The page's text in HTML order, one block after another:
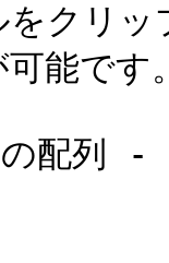
クリ
能です
列 -